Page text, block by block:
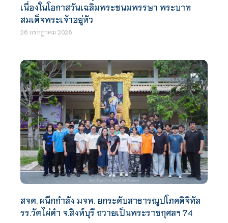
เนื่องในโอกาสวันเฉลิมพระชนมพรรษา พระบาท
สมเด็จพระเจ้าอยู่หัว
26 กรกฎาคม 2026
สจด. ผนึกกำลัง มจพ. ยกระดับสาธารณูปโภคดิจิทัล
รร.วัดไผ่ดำ จ.สิงห์บุรี ถวายเป็นพระราชกุศลฯ 74